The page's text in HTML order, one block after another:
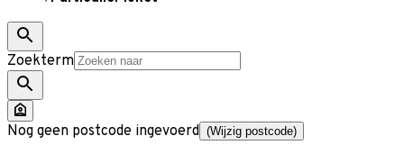
Zoekterm
Nog geen postcode ingevoerd (Wijzig postcode)